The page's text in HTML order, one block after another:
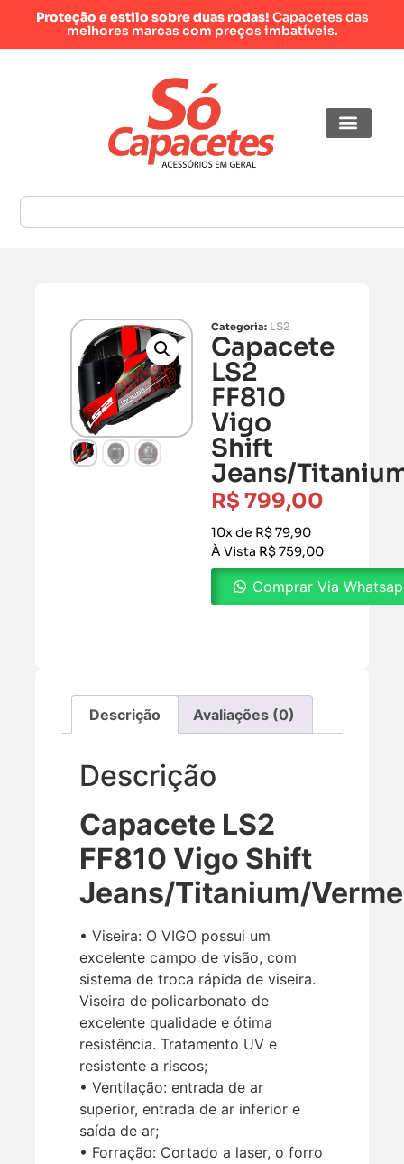
Proteção e estilo sobre duas rodas! Capacetes das
melhores marcas com preços imbatíveis.
Categoria: LS2
Capacete
LS2
FF810
Vigo
Shift
Jeans/
R$799,00
10x de R$ 79,90
À Vista R$ 759,00
Comprar Via
Descrição Avaliações (0)
Descrição
Capacete LS2
FF810 Vigo Shift
Jeans/Titanium/
• Viseira: O VIGO possui um
excelente campo de visão, com
sistema de troca rápida de viseira.
Viseira de policarbonato de
excelente qualidade e ótima
resistência. Tratamento UV e
resistente a riscos;
• Ventilação: entrada de ar
superior, entrada de ar inferior e
saída de ar;
• Forração: Cortado a laser, o forro